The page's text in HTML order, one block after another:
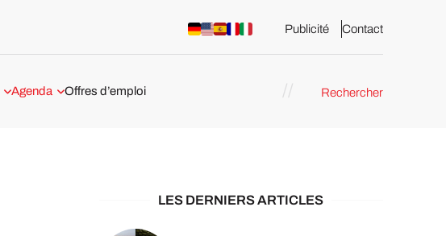
Publicité Contact
Agenda Offres d’emploi Rechercher
LES DERNIERS ARTICLES